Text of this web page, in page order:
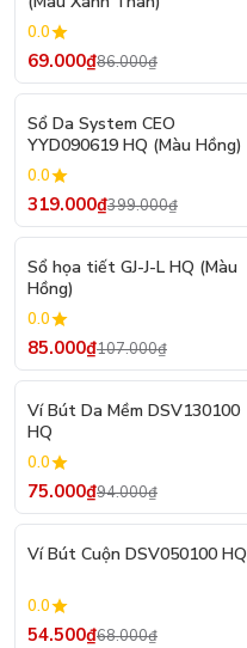
0.0
69.000₫86.000₫
Sổ Da System CEO
YYD090619 HQ (Màu Hồng)
0.0
319.000₫399.000₫
- 21%
Sổ họa tiết GJ-J-L HQ (Màu
Hồng)
0.0
85.000₫107.000₫
- 20%
Ví Bút Da Mềm DSV130100
HQ
0.0
75.000₫94.000₫
- 20%
Ví Bút Cuộn DSV050100 HQ
0.0
54.500₫68.000₫